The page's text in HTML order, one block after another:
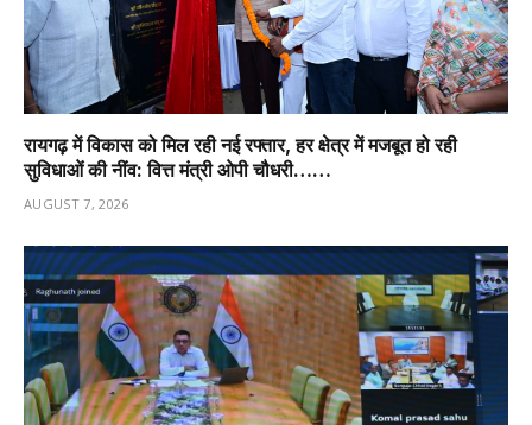
रायगढ़ में विकास को मिल रही नई रफ्तार, हर क्षेत्र में मजबूत हो रही
सुविधाओं की नींव: वित्त मंत्री ओपी चौधरी……
AUGUST 7, 2026